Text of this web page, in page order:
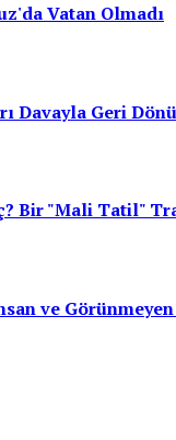
Vatan Olmadı
Davayla Geri
Bir "Mali Tatil"
ve